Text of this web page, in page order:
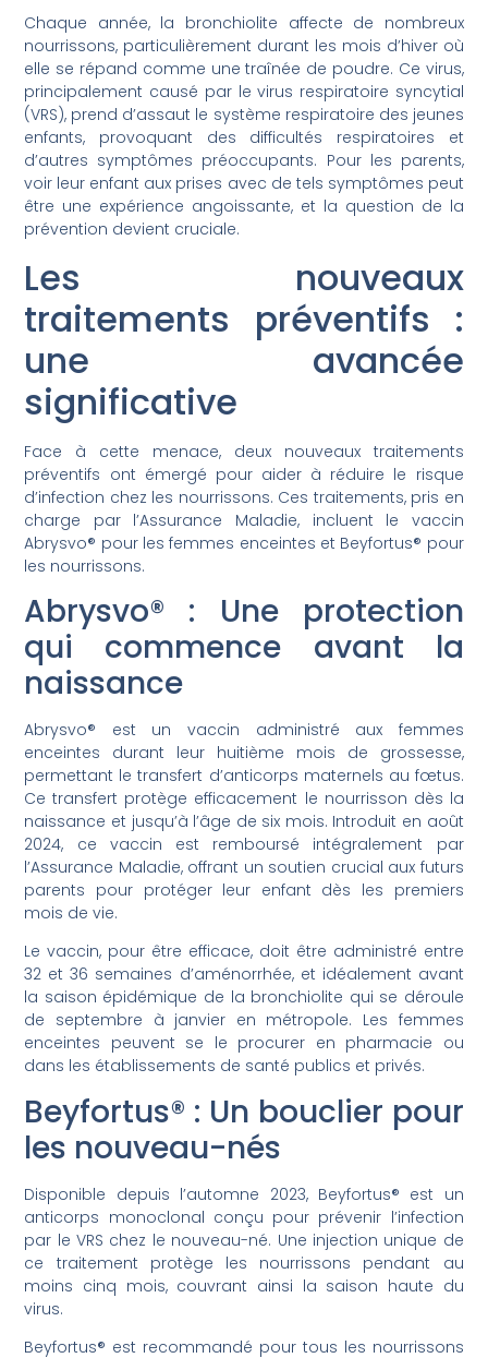
Chaque année, la bronchiolite affecte de nombreux
nourrissons, particulièrement durant les mois d’hiver où
elle se répand comme une traînée de poudre. Ce virus,
principalement causé par le virus respiratoire syncytial
(VRS), prend d’assaut le système respiratoire des jeunes
enfants, provoquant des difficultés respiratoires et
d’autres symptômes préoccupants. Pour les parents,
voir leur enfant aux prises avec de tels symptômes peut
être une expérience angoissante, et la question de la
prévention devient cruciale.
Les nouveaux
traitements préventifs :
une avancée
significative
Face à cette menace, deux nouveaux traitements
préventifs ont émergé pour aider à réduire le risque
d’infection chez les nourrissons. Ces traitements, pris en
charge par l’Assurance Maladie, incluent le vaccin
Abrysvo® pour les femmes enceintes et Beyfortus® pour
les nourrissons.
Abrysvo® : Une protection
qui commence avant la
naissance
Abrysvo® est un vaccin administré aux femmes
enceintes durant leur huitième mois de grossesse,
permettant le transfert d’anticorps maternels au fœtus.
Ce transfert protège efficacement le nourrisson dès la
naissance et jusqu’à l’âge de six mois. Introduit en août
2024, ce vaccin est remboursé intégralement par
l’Assurance Maladie, offrant un soutien crucial aux futurs
parents pour protéger leur enfant dès les premiers
mois de vie.
Le vaccin, pour être efficace, doit être administré entre
32 et 36 semaines d’aménorrhée, et idéalement avant
la saison épidémique de la bronchiolite qui se déroule
de septembre à janvier en métropole. Les femmes
enceintes peuvent se le procurer en pharmacie ou
dans les établissements de santé publics et privés.
Beyfortus® : Un bouclier pour
les nouveau-nés
Disponible depuis l’automne 2023, Beyfortus® est un
anticorps monoclonal conçu pour prévenir l’infection
par le VRS chez le nouveau-né. Une injection unique de
ce traitement protège les nourrissons pendant au
moins cinq mois, couvrant ainsi la saison haute du
virus.
Beyfortus® est recommandé pour tous les nourrissons